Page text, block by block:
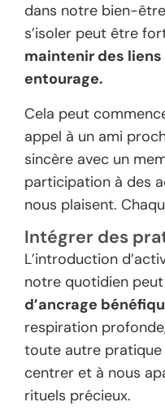
dans notre bien-
s’isoler peut être
maintenir des
entourage.
Cela peut
appel à un ami
sincère avec un
participation à des
nous plaisent.
Intégrer des
L’introduction
notre quotidien
d’ancrage
respiration
toute autre pratique
centrer et à nous
rituels précieux.